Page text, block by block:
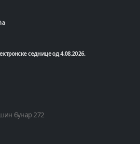
седнице од 4.08.2026.
бунар 272